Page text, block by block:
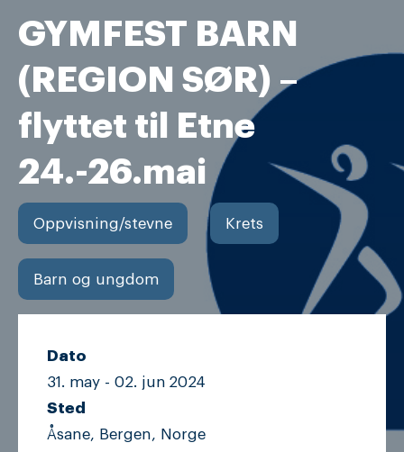
GYMFEST BARN
(REGION SØR) –
flyttet til Etne
24.-26.mai
Oppvisning/stevne Krets
Barn og ungdom
Dato
31. may - 02. jun 2024
Sted
Åsane, Bergen, Norge